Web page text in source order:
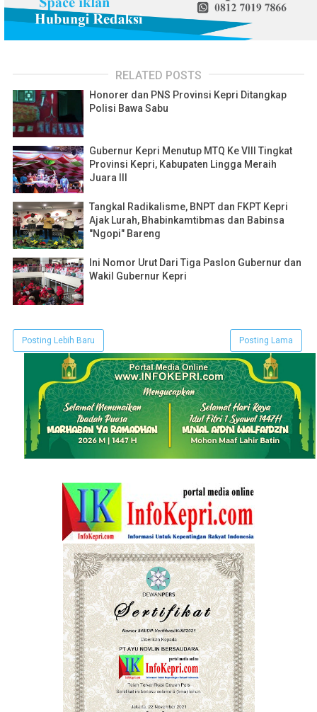
RELATED POSTS
Honorer dan PNS Provinsi Kepri Ditangkap
Polisi Bawa Sabu
Gubernur Kepri Menutup MTQ Ke VIII Tingkat
Provinsi Kepri, Kabupaten Lingga Meraih
Juara III
Tangkal Radikalisme, BNPT dan FKPT Kepri
Ajak Lurah, Bhabinkamtibmas dan Babinsa
"Ngopi" Bareng
Ini Nomor Urut Dari Tiga Paslon Gubernur dan
Wakil Gubernur Kepri
Posting Lebih Baru Posting Lama